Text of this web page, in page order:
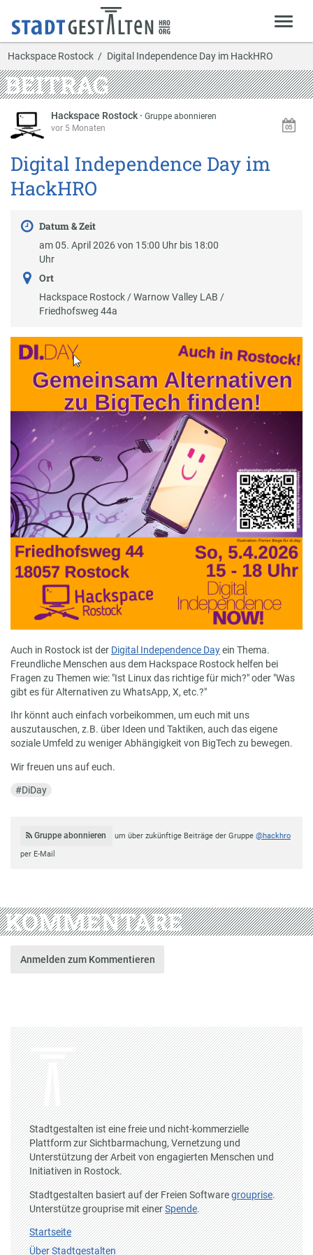
Hackspace Rostock Digital Independence Day im HackHRO
BEITRAG
Hackspace Rostock ·Gruppe abonnieren
vor 5 Monaten
Digital Independence Day im
HackHRO
Datum & Zeit
am 05. April 2026 von 15:00 Uhr bis 18:00
Uhr
Ort
Hackspace Rostock / Warnow Valley LAB /
Friedhofsweg 44a
Auch in Rostock ist der Digital Independence Dayein Thema.
Freundliche Menschen aus dem Hackspace Rostock helfen bei
Fragen zu Themen wie: "Ist Linux das richtige für mich?" oder "Was
gibt es für Alternativen zu WhatsApp, X, etc.?"
Ihr könnt auch einfach vorbeikommen, um euch mit uns
auszutauschen, z.B. über Ideen und Taktiken, auch das eigene
soziale Umfeld zu weniger Abhängigkeit von BigTech zu bewegen.
Wir freuen uns auf euch.
#DiDay
Gruppe abonnieren um über zukünftige Beiträge der Gruppe @hackhro
per E-Mail
KOMMENTARE
Anmelden zum Kommentieren
Stadtgestalten ist eine freie und nicht-kommerzielle
Plattform zur Sichtbarmachung, Vernetzung und
Unterstützung der Arbeit von engagierten Menschen und
Initiativen in Rostock.
Stadtgestalten basiert auf der Freien Softwaregrouprise.
Unterstütze grouprise mit einerSpende.
Startseite
Über Stadtgestalten